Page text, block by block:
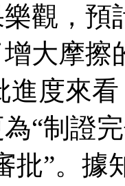
觀，預
大摩
進度來
“制證
批”。據